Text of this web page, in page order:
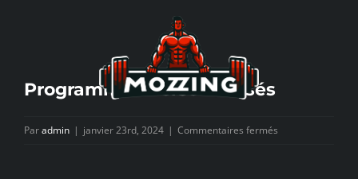
Programmes Personnalisés
Paradmin | janvier 23rd, 2024 | Commentaires fermés